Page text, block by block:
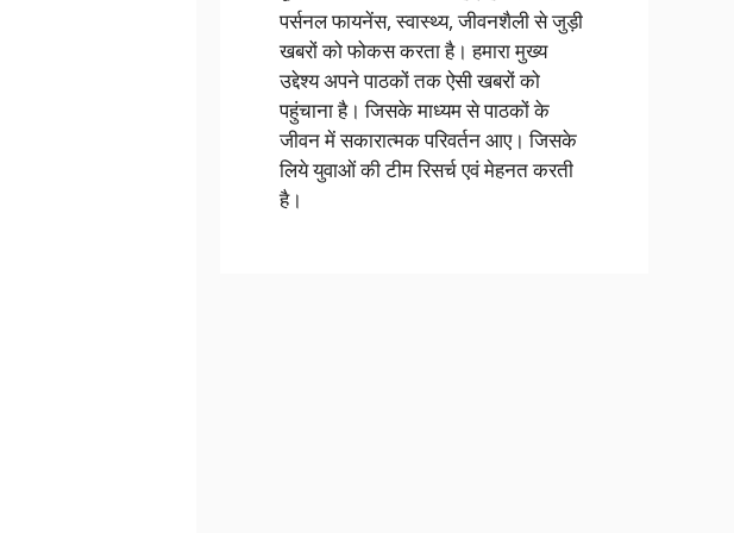
पर्सनल फायनेंस, स्वास्थ्य, जीवनशैली से जुड़ी
खबरों को फोकस करता है। हमारा मुख्य
उद्देश्य अपने पाठकों तक ऐसी खबरों को
पहुंचाना है। जिसके माध्यम से पाठकों के
जीवन में सकारात्मक परिवर्तन आए। जिसके
लिये युवाओं की टीम रिसर्च एवं मेहनत करती
है।